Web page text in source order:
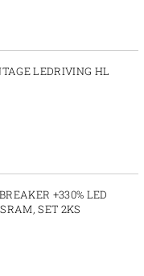
LEDRIVING HL
+330% LED
SET 2KS